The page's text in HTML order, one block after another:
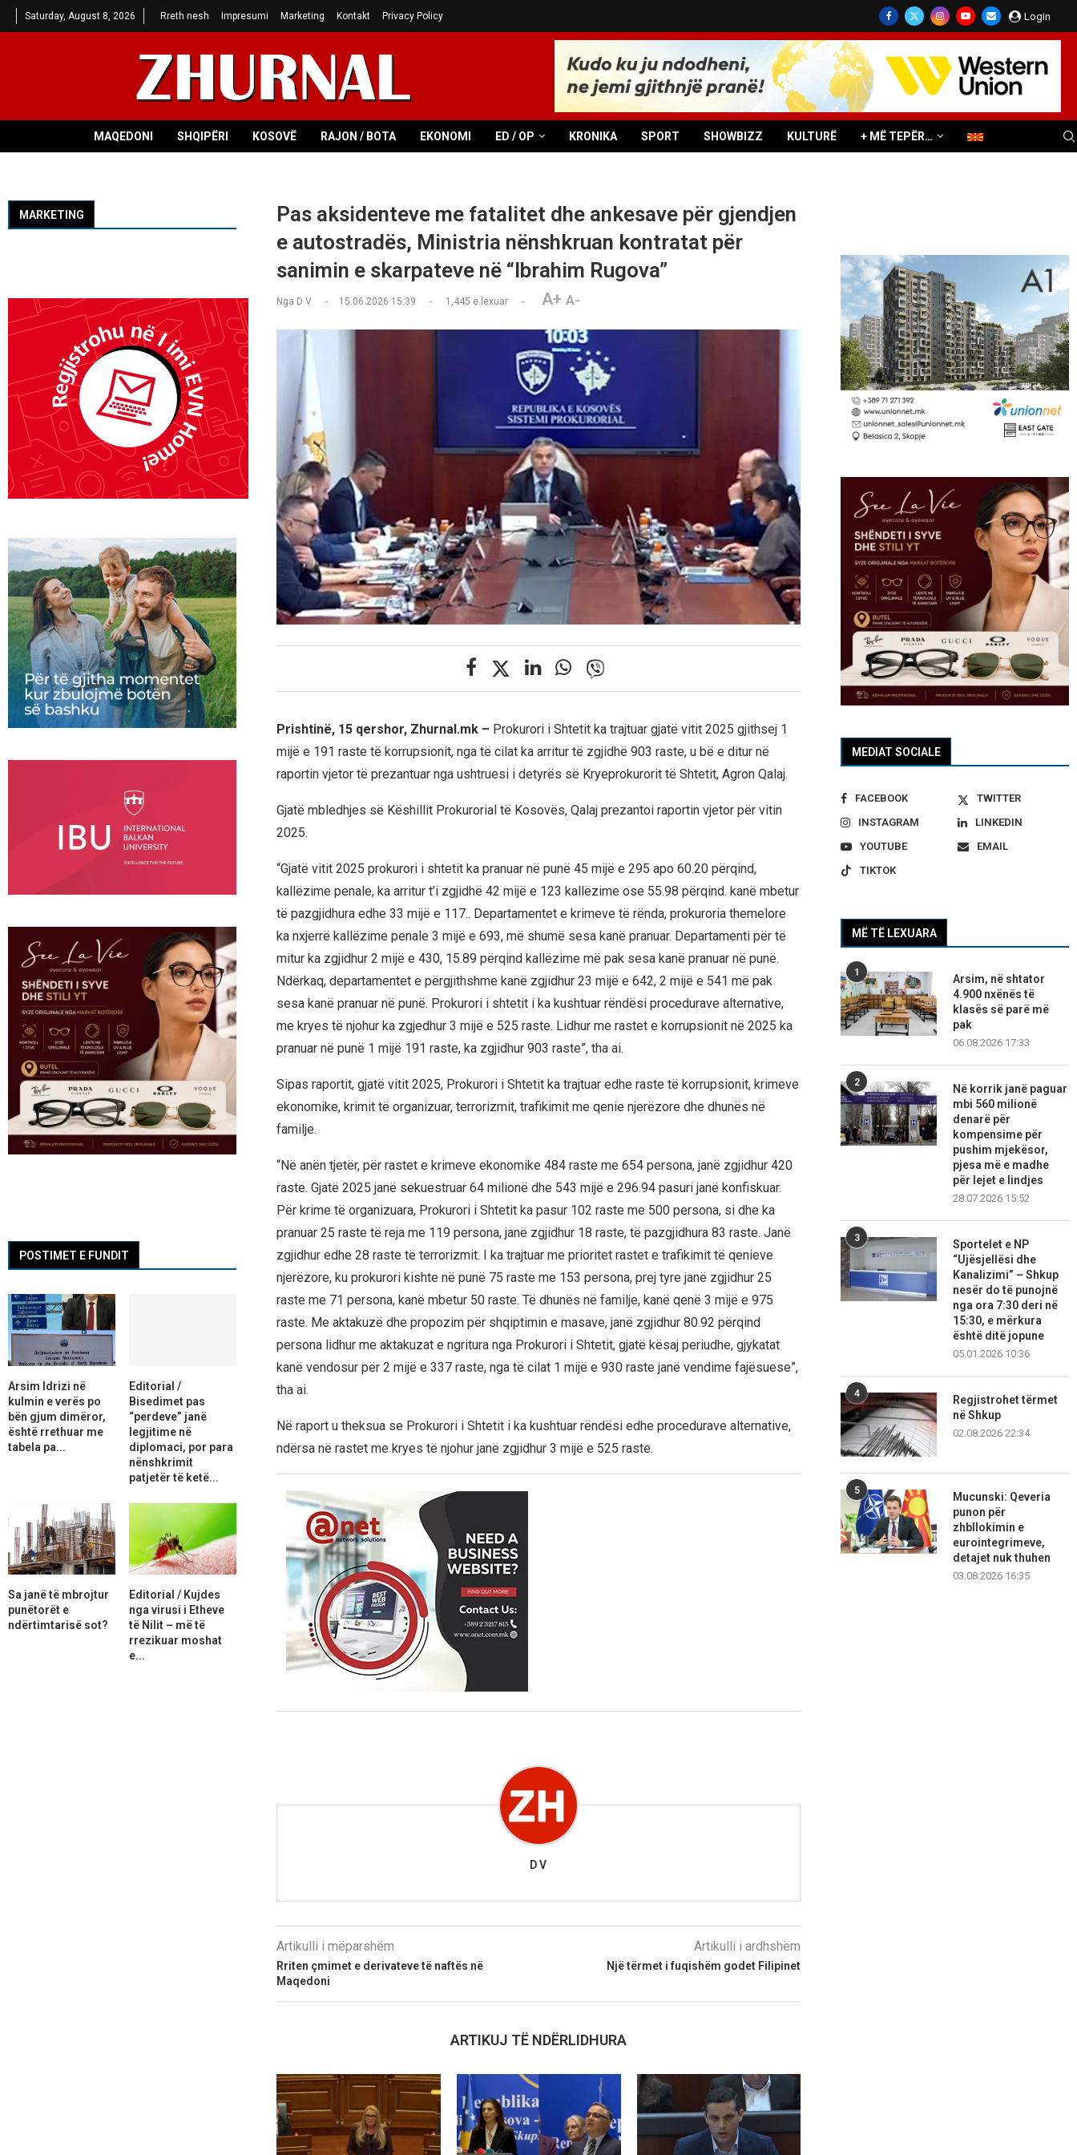
Saturday, August 8, 2026 Rreth nesh Impresumi Marketing Kontakt Privacy Policy Login
MAQEDONI SHQIPËRI KOSOVË RAJON / BOTA EKONOMI ED / OP KRONIKA SPORT SHOWBIZZ KULTURË + MË TEPËR…
Pas aksidenteve me fatalitet dhe ankesave për gjendjen
e autostradës, Ministria nënshkruan kontratat për
sanimin e skarpateve në “Ibrahim Rugova”
Nga D V 15.06.2026 15:39 1,445 e lexuar A+ A-
Prishtinë, 15 qershor, Zhurnal.mk – Prokurori i Shtetit ka trajtuar gjatë vitit 2025 gjithsej 1
mijë e 191 raste të korrupsionit, nga të cilat ka arritur të zgjidhë 903 raste, u bë e ditur në
raportin vjetor të prezantuar nga ushtruesi i detyrës së Kryeprokurorit të Shtetit, Agron Qalaj.
Gjatë mbledhjes së Këshillit Prokurorial të Kosovës, Qalaj prezantoi raportin vjetor për vitin
2025.
“Gjatë vitit 2025 prokurori i shtetit ka pranuar në punë 45 mijë e 295 apo 60.20 përqind,
kallëzime penale, ka arritur t’i zgjidhë 42 mijë e 123 kallëzime ose 55.98 përqind. kanë mbetur
të pazgjidhura edhe 33 mijë e 117.. Departamentet e krimeve të rënda, prokuroria themelore
ka nxjerrë kallëzime penale 3 mijë e 693, më shumë sesa kanë pranuar. Departamenti për të
mitur ka zgjidhur 2 mijë e 430, 15.89 përqind kallëzime më pak sesa kanë pranuar në punë.
Ndërkaq, departamentet e përgjithshme kanë zgjidhur 23 mijë e 642, 2 mijë e 541 më pak
sesa kanë pranuar në punë. Prokurori i shtetit i ka kushtuar rëndësi procedurave alternative,
me kryes të njohur ka zgjedhur 3 mijë e 525 raste. Lidhur me rastet e korrupsionit në 2025 ka
pranuar në punë 1 mijë 191 raste, ka zgjidhur 903 raste”, tha ai.
Sipas raportit, gjatë vitit 2025, Prokurori i Shtetit ka trajtuar edhe raste të korrupsionit, krimeve
ekonomike, krimit të organizuar, terrorizmit, trafikimit me qenie njerëzore dhe dhunës në
familje.
“Në anën tjetër, për rastet e krimeve ekonomike 484 raste me 654 persona, janë zgjidhur 420
raste. Gjatë 2025 janë sekuestruar 64 milionë dhe 543 mijë e 296.94 pasuri janë konfiskuar.
Për krime të organizuara, Prokurori i Shtetit ka pasur 102 raste me 500 persona, si dhe ka
pranuar 25 raste të reja me 119 persona, janë zgjidhur 18 raste, të pazgjidhura 83 raste. Janë
zgjidhur edhe 28 raste të terrorizmit. I ka trajtuar me prioritet rastet e trafikimit të qenieve
njerëzore, ku prokurori kishte në punë 75 raste me 153 persona, prej tyre janë zgjidhur 25
raste me 71 persona, kanë mbetur 50 raste. Të dhunës në familje, kanë qenë 3 mijë e 975
raste. Me aktakuzë dhe propozim për shqiptimin e masave, janë zgjidhur 80.92 përqind
persona lidhur me aktakuzat e ngritura nga Prokurori i Shtetit, gjatë kësaj periudhe, gjykatat
kanë vendosur për 2 mijë e 337 raste, nga të cilat 1 mijë e 930 raste janë vendime fajësuese”,
tha ai.
Në raport u theksua se Prokurori i Shtetit i ka kushtuar rëndësi edhe procedurave alternative,
ndërsa në rastet me kryes të njohur janë zgjidhur 3 mijë e 525 raste.
D V
Artikulli i mëparshëm
Rriten çmimet e derivateve të naftës në
Maqedoni
Artikulli i ardhshëm
Një tërmet i fuqishëm godet Filipinet
ARTIKUJ TË NDËRLIDHURA
MEDIAT SOCIALE
FACEBOOK
TWITTER
INSTAGRAM
LINKEDIN
YOUTUBE
EMAIL
TIKTOK
MË TË LEXUARA
1
Arsim, në shtator
4.900 nxënës të
klasës së parë më
pak
06.08.2026 17:33
2
Në korrik janë paguar
mbi 560 milionë
denarë për
kompensime për
pushim mjekësor,
pjesa më e madhe
për lejet e lindjes
28.07.2026 15:52
3
Sportelet e NP
“Ujësjellësi dhe
Kanalizimi” – Shkup
nesër do të punojnë
nga ora 7:30 deri në
15:30, e mërkura
është ditë jopune
05.01.2026 10:36
4
Regjistrohet tërmet
në Shkup
02.08.2026 22:34
5
Mucunski: Qeveria
punon për
zhbllokimin e
eurointegrimeve,
detajet nuk thuhen
03.08.2026 16:35
MARKETING
POSTIMET E FUNDIT
Arsim Idrizi në
kulmin e verës po
bën gjum dimëror,
është rrethuar me
tabela pa...
Editorial /
Bisedimet pas
“perdeve” janë
legjitime në
diplomaci, por para
nënshkrimit
patjetër të ketë...
Sa janë të mbrojtur
punëtorët e
ndërtimtarisë sot?
Editorial / Kujdes
nga virusi i Etheve
të Nilit – më të
rrezikuar moshat
e...